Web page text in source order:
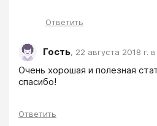
Ответить
Гость, 22 августа 2018 г. в
Очень хорошая и полезная
спасибо!
Ответить